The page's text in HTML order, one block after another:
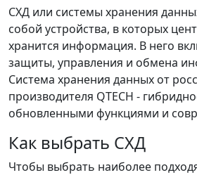
СХД или системы хранения
собой устройства, в которых
хранится информация. В него
защиты, управления и обмена
Система хранения данных от
производителя QTECH -
обновленными функциями и
Как выбрать СХД
Чтобы выбрать наиболее